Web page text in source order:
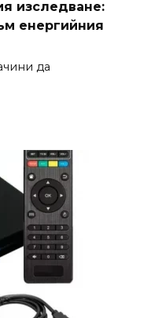
изследване:
енергийния
да